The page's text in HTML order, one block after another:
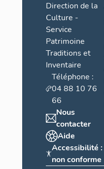
Direction de la
Culture -
Service
Patrimoine
Traditions et
Inventaire
Téléphone :
04 88 10 76
66
Nous
contacter
Aide
Accessibilité :
non conforme